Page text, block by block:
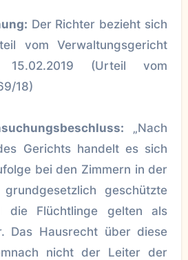
Der Richter bezieht sich
vom Verwaltungsgericht
15.02.2019 (Urteil vom
18)
„Nach
Gerichts handelt es sich
bei den Zimmern in der
geschützte
die Flüchtlinge gelten als
Das Hausrecht über diese
nicht der Leiter der